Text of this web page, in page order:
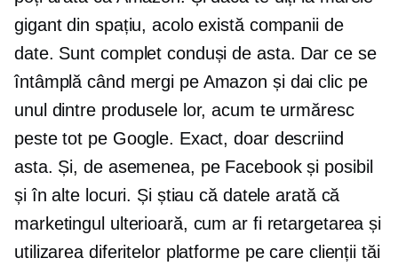
gigant din spațiu, acolo există companii de
date. Sunt complet conduși de asta. Dar ce se
întâmplă când mergi pe Amazon și dai clic pe
unul dintre produsele lor, acum te urmăresc
peste tot pe Google. Exact, doar descriind
asta. Și, de asemenea, pe Facebook și posibil
și în alte locuri. Și știau că datele arată că
marketingul ulterioară, cum ar fi retargetarea și
utilizarea diferitelor platforme pe care clienții tăi